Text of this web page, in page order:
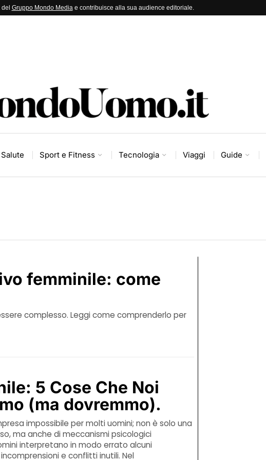
Gruppo Mondo Mediae contribuisce alla sua audience editoriale.
Salute Sport e Fitness Tecnologia Viaggi Guide
femminile: come
complesso. Leggi come comprenderlo per
5 Cose Che Noi
(ma dovremmo).
impossibile per molti uomini; non è solo una
ma anche di meccanismi psicologici
interpretano in modo errato alcuni
e conflitti inutili. Nel